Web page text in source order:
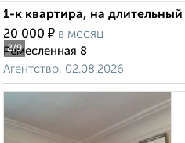
2/9
1-к квартира, на
20 000 ₽ в месяц
Ремесленная 8
Агентство, 02.08.2026